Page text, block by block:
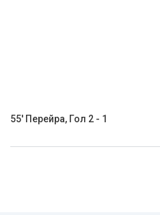
55' Перейра, Гол 2 - 1